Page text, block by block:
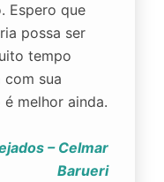
Espero que
possa ser
tempo
com sua
melhor ainda.
– Celmar
Barueri